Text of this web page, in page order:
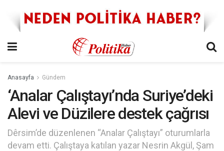
Anasayfa Gündem
‘Analar Çalıştayı’nda Suriye’deki
Alevi ve Düzilere destek çağrısı
Dêrsim’de düzenlenen “Analar Çalıştayı” oturumlarla
devam etti. Çalıştaya katılan yazar Nesrin Akgül, Şam